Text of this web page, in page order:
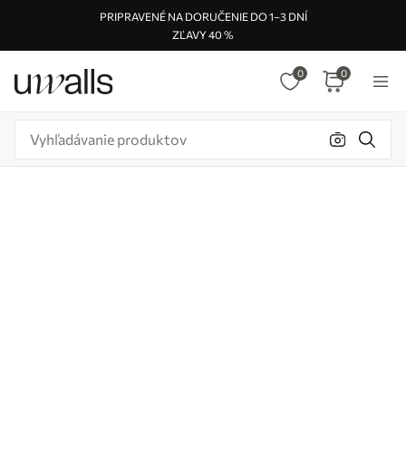
PRIPRAVENÉ NA DORUČENIE DO 1–3 DNÍ
ZĽAVY 40 %
0 0